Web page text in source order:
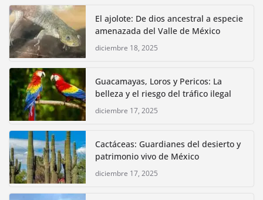
El ajolote: De dios ancestral a especie
amenazada del Valle de México
diciembre 18, 2025
Guacamayas, Loros y Pericos: La
belleza y el riesgo del tráfico ilegal
diciembre 17, 2025
Cactáceas: Guardianes del desierto y
patrimonio vivo de México
diciembre 17, 2025